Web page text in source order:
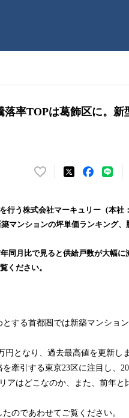
率TOPは葛飾区に。新
い
！
数
読
す
行う株式会社マーキュリー（本社
ンションの坪単価ランキング、
同月比で見ると供給戸数が大幅に
ください。
する首都圏では新築マンショ
となり、過去最高値を更新し
牽引する東京23区に注目し、
アはどこなのか、また、前年と
のであわせてご覧ください。